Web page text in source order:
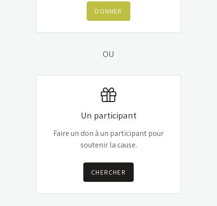
DONNER
OU
Un participant
Faire un don à un participant pour
soutenir la cause.
CHERCHER